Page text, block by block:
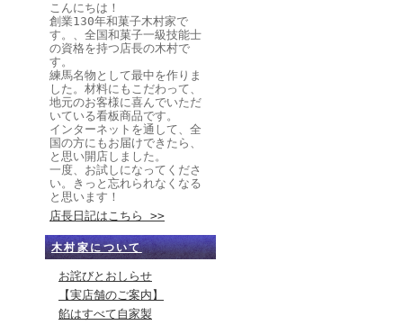
こんにちは！
創業130年和菓子木村家で
す。、全国和菓子一級技能士
の資格を持つ店長の木村で
す。
練馬名物として最中を作りま
した。材料にもこだわって、
地元のお客様に喜んでいただ
いている看板商品です。
インターネットを通して、全
国の方にもお届けできたら、
と思い開店しました。
一度、お試しになってくださ
い。きっと忘れられなくなる
と思います！
店長日記はこちら >>
木村家について
お詫びとおしらせ
【実店舗のご案内】
餡はすべて自家製